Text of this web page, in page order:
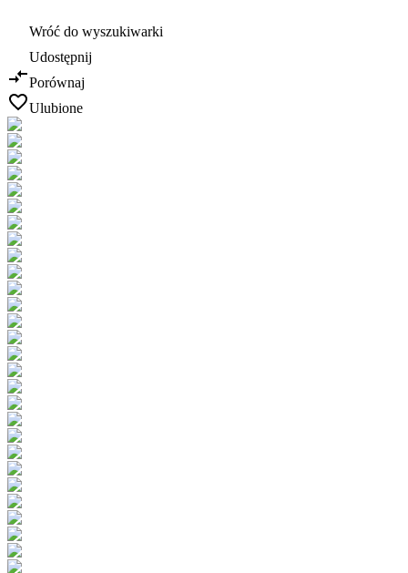
Wróć do wyszukiwarki
Udostępnij
Porównaj
Ulubione